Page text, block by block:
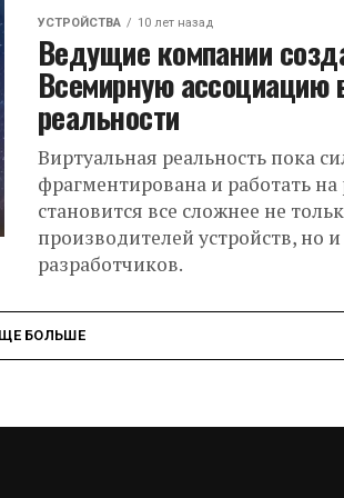
УСТРОЙСТВА 10 лет назад
Ведущие компании
Всемирную ассоциацию
реальности
Виртуальная реальность пока
фрагментирована и работать
становится все сложнее не
производителей устройств, но
разработчиков.
БОЛЬШЕ